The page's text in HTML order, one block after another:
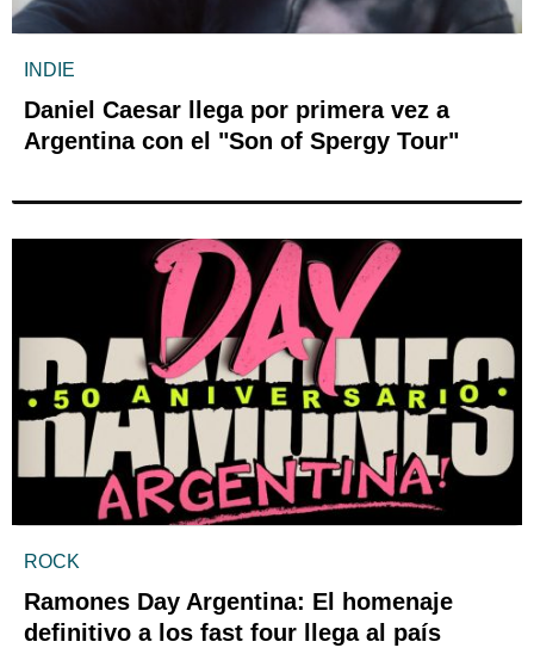
INDIE
Daniel Caesar llega por primera vez a
Argentina con el "Son of Spergy Tour"
ROCK
Ramones Day Argentina: El homenaje
definitivo a los fast four llega al país